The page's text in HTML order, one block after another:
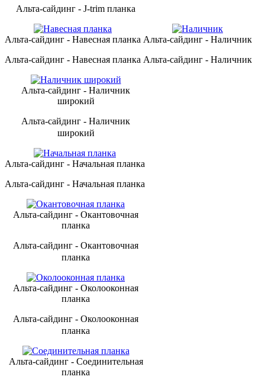
Альта-сайдинг - J-trim планка
Альта-сайдинг - Навесная планка
Альта-сайдинг - Навесная планка
Альта-сайдинг - Наличник
Альта-сайдинг - Наличник
Альта-сайдинг - Наличник
широкий
Альта-сайдинг - Наличник
широкий
Альта-сайдинг - Начальная планка
Альта-сайдинг - Начальная планка
Альта-сайдинг - Окантовочная
планка
Альта-сайдинг - Окантовочная
планка
Альта-сайдинг - Околооконная
планка
Альта-сайдинг - Околооконная
планка
Альта-сайдинг - Соединительная
планка